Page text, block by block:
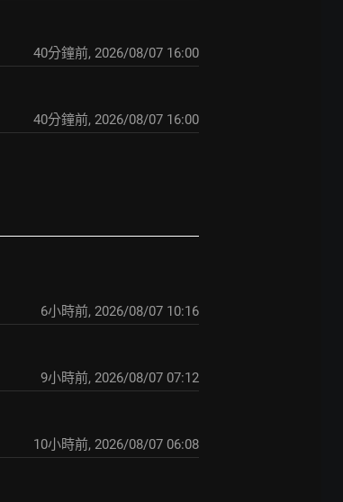
40分鐘前, 2026/08/07 16:00
40分鐘前, 2026/08/07 16:00
6小時前, 2026/08/07 10:16
9小時前, 2026/08/07 07:12
10小時前, 2026/08/07 06:08